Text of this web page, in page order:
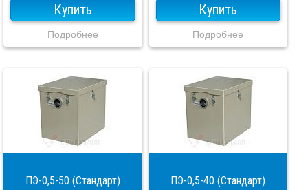
Купить
Подробнее
Купить
Подробнее
ПЭ-0,5-50 (Стандарт) ПЭ-0,5-40 (Стандарт)